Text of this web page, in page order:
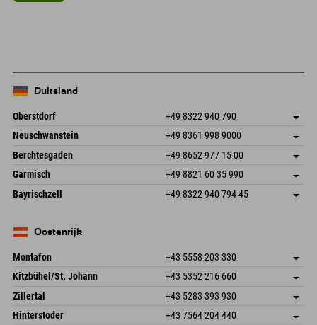
Duitsland
Oberstdorf +49 8322 940 790
An der Breitach 3
Duitsland
Adres opslaan
Booking
Neuschwanstein +49 8361 998 9000
An der Riese 45
87484 Nesselwang im Allgäu
Duitsland
Adres opslaan
Booking
Berchtesgaden +49 8652 977 15 00
Hofreitstr. 7
Duitsland
Adres opslaan
Booking
Garmisch +49 8821 60 35 990
Frickenstraße 22
82490 Farchant
Adres opslaan
Bayrischzell +49 8322 940 794 45
Duitsland
Oostenrijk
Montafon +43 5558 203 330
Dorfstr. 127b
6793 Gaschurn/Montafon
Oostenrijk
Adres opslaan
Booking
Kitzbühel/St. Johann +43 5352 216 660
Speckbacherstraße 87
Oostenrijk
Adres opslaan
Booking
Zillertal +43 5283 393 930
Schmiedau 2
Adres opslaan
Hinterstoder +43 7564 204 440